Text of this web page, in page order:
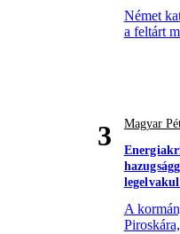
Német
a feltárt
3
Magyar
A